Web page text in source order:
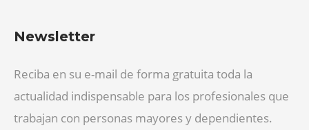
Newsletter
Reciba en su e-mail de forma gratuita toda la
actualidad indispensable para los profesionales que
trabajan con personas mayores y dependientes.